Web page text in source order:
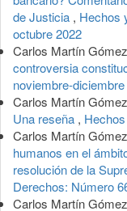
de Justicia , Hechos
octubre 2022
Carlos Martín
controversia
noviembre-
Carlos Martín
Una reseña ,
Carlos Martín
humanos en el
resolución de la
Derechos: Número
Carlos Martín